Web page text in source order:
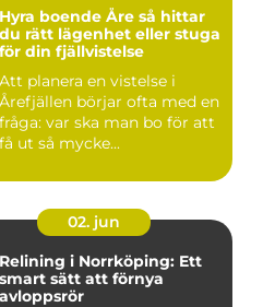
Hyra boende Åre så hittar
du rätt lägenhet eller stuga
för din fjällvistelse
Att planera en vistelse i
Årefjällen börjar ofta med en
fråga: var ska man bo för att
få ut så mycke...
02. jun
Relining i Norrköping: Ett
smart sätt att förnya
avloppsrör